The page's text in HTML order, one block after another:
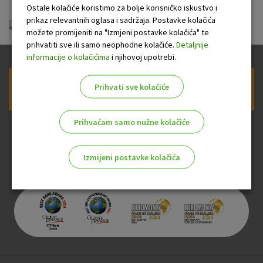
tarifnik_20151201.pdf
Prijava na newsletter OTP banke
Ostale kolačiće koristimo za bolje korisničko iskustvo i
prikaz relevantnih oglasa i sadržaja. Postavke kolačića
možete promijeniti na "Izmjeni postavke kolačića" te
prihvatiti sve ili samo neophodne kolačiće. Detaljnije
informacije o kolačićima i njihovoj upotrebi.
Prihvati sve kolačiće
Prihvaćam samo nužne kolačiće
Izmijeni postavke kolačića